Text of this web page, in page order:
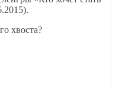
хвоста?